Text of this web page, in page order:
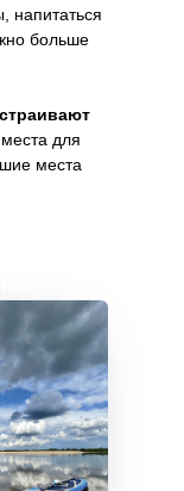
напитаться
больше
для
места